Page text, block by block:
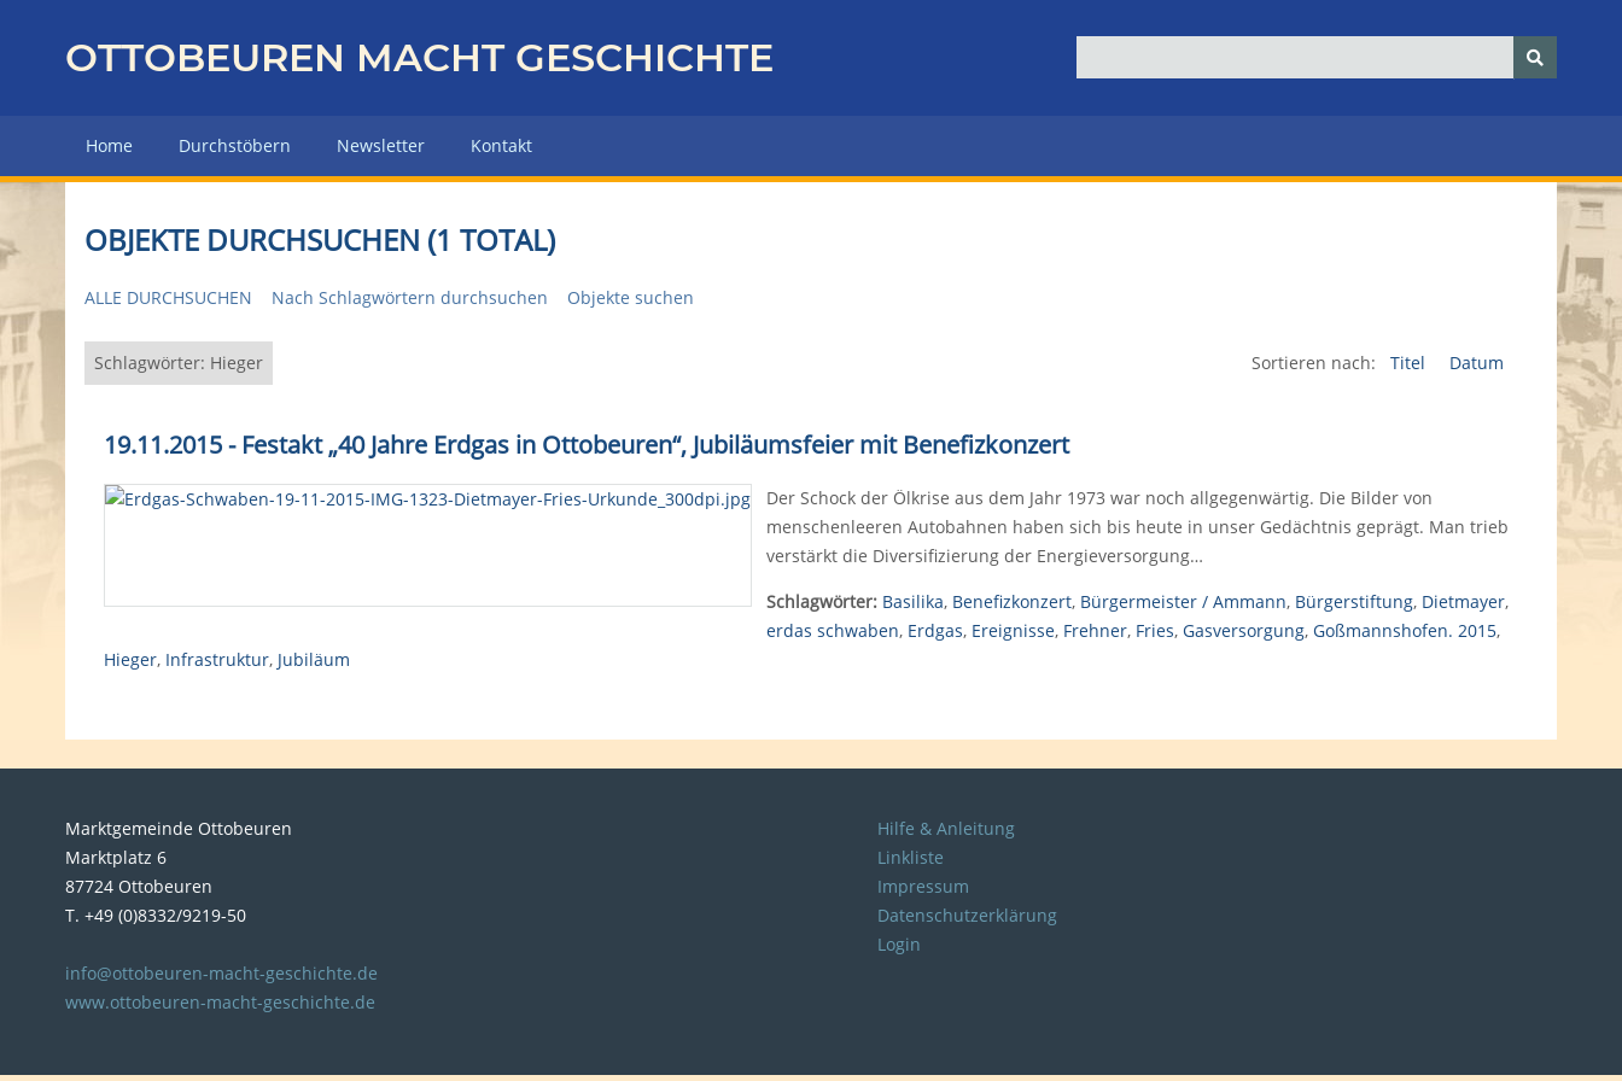
z
r
H
u
p
e
OTTOBEUREN MACHT GESCHICHTE
Home Durchstöbern Newsletter Kontakt
OBJEKTE DURCHSUCHEN (1 TOTAL)
ALLE DURCHSUCHEN Nach Schlagwörtern durchsuchen Objekte suchen
Schlagwörter: Hieger Sortieren nach: Titel Datum
19.11.2015 - Festakt „40 Jahre Erdgas in Ottobeuren“, Jubiläumsfeier mit Benefizkonzert
Der Schock der Ölkrise aus dem Jahr 1973 war noch allgegenwärtig. Die Bilder von
menschenleeren Autobahnen haben sich bis heute in unser Gedächtnis geprägt. Man trieb
verstärkt die Diversifizierung der Energieversorgung…
Schlagwörter: Basilika, Benefizkonzert, Bürgermeister / Ammann, Bürgerstiftung, Dietmayer,
erdas schwaben, Erdgas, Ereignisse, Frehner, Fries, Gasversorgung, Goßmannshofen. 2015,
Hieger, Infrastruktur, Jubiläum
Marktgemeinde Ottobeuren
Marktplatz 6
87724 Ottobeuren
T. +49 (0)8332/9219-50
info@ottobeuren-macht-geschichte.de
www.ottobeuren-macht-geschichte.de
Hilfe & Anleitung
Linkliste
Impressum
Datenschutzerklärung
Login